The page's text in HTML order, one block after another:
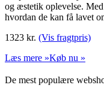
og æstetik oplevelse.
hvordan de kan få lavet
1323 kr. (Vis fragtpris)
Læs mere »Køb nu »
De mest populære